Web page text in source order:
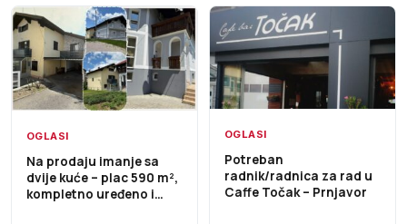
OGLASI
Na prodaju imanje sa
dvije kuće – plac 590 m²,
kompletno uređeno i
OGLASI
Potreban
radnik/radnica za rad u
Caffe Točak – Prnjavor